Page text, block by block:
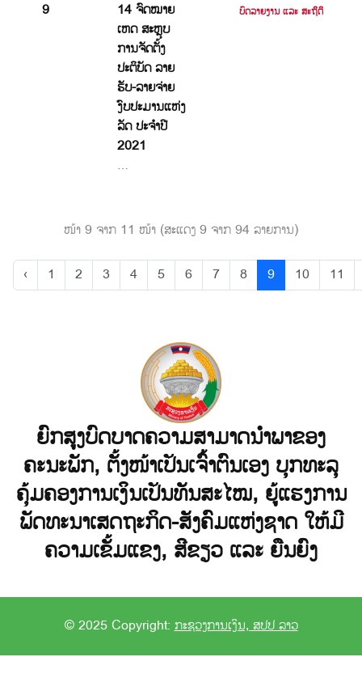
9
14 ຈົດໝາຍ
ເຫດ ສະຫຼຸບ
ການຈັດຕັ້ງ
ປະຕິບັດ ລາຍ
ຮັບ-ລາຍຈ່າຍ
ງົບປະມານແຫ່ງ
ລັດ ປະຈໍາປີ
2021
…
ບົດລາຍງານ ແລະ ສະຖິຕິ
ໜ້າ 9 ຈາກ 11 ໜ້າ (ສະແດງ 9 ຈາກ 94 ລາຍການ)
‹ 1 2 3 4 5 6 7 8 9 10 11
ຍົກສູງບົດບາດຄວາມສາມາດນໍາພາຂອງ
ຄະນະພັກ, ຕັ້ງໜ້າເປັນເຈົ້າຕົນເອງ ບຸກທະລຸ
ຄຸ້ມຄອງການເງິນເປັນທັນສະໄໝ, ຍູ້ແຮງການ
ພັດທະນາເສດຖະກິດ-ສັງຄົມແຫ່ງຊາດ ໃຫ້ມີ
ຄວາມເຂັ້ມແຂງ, ສີຂຽວ ແລະ ຍືນຍົງ
© 2025 Copyright:ກະຊວງການເງິນ, ສປປ ລາວ